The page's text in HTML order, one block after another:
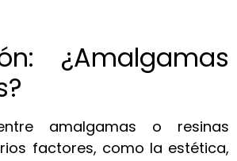
¿Amalgamas
amalgamas o resinas
factores, como la estética,